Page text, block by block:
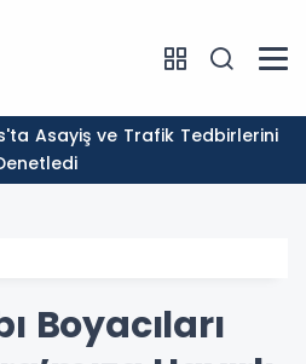
Yapıldı
Boyacıları